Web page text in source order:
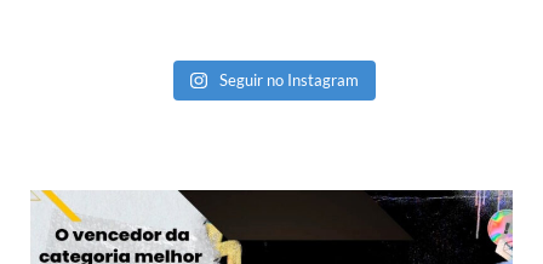
Seguir no Instagram